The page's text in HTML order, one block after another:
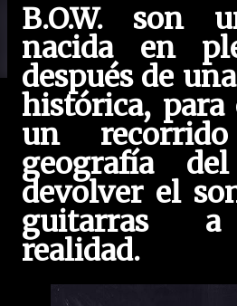
B.O.W. son
nacida en
después de
histórica, para
un
geografía
devolver el
guitarras
realidad.